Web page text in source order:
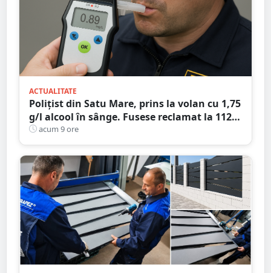
ACTUALITATE
Polițist din Satu Mare, prins la volan cu 1,75
g/l alcool în sânge. Fusese reclamat la 112
că circula pe contrasens
acum 9 ore